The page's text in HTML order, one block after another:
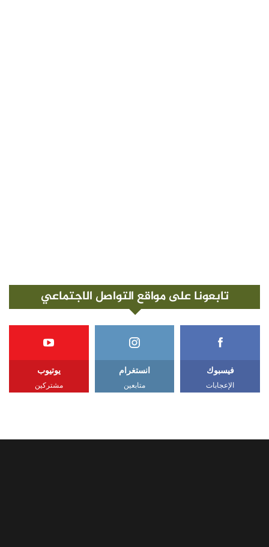
تابعونا على مواقع التواصل الاجتماعي
فيسبوك
الإعجابات
انستغرام
متابعين
يوتيوب
مشتركين